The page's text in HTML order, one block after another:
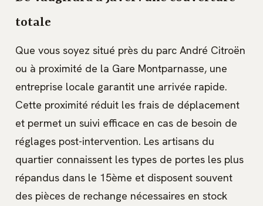
totale
Que vous soyez situé près du parc André Citroën
ou à proximité de la Gare Montparnasse, une
entreprise locale garantit une arrivée rapide.
Cette proximité réduit les frais de déplacement
et permet un suivi efficace en cas de besoin de
réglages post-intervention. Les artisans du
quartier connaissent les types de portes les plus
répandus dans le 15ème et disposent souvent
des pièces de rechange nécessaires en stock